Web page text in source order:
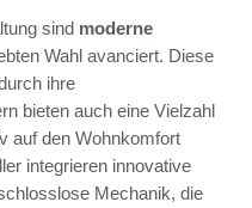
sind moderne
Wahl avanciert. Diese
ihre
bieten auch eine Vielzahl
auf den Wohnkomfort
integrieren innovative
Mechanik, die